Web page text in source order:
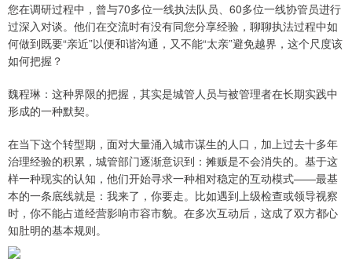
您在调研过程中，曾与70多位一线执法队员、60多位一线协管员进行
过深入对谈。他们在交流时有没有同您分享经验，聊聊执法过程中如
何做到既要“亲近”以便和谐沟通，又不能“太亲”避免越界，这个尺度该
如何把握？
魏程琳：这种界限的把握，其实是城管人员与被管理者在长期实践中
形成的一种默契。
在当下这个转型期，面对大量涌入城市谋生的人口，加上过去十多年
治理经验的积累，城管部门逐渐意识到：摊贩是不会消失的。基于这
样一种现实的认知，他们开始寻求一种相对稳定的互动模式——最基
本的一条底线就是：我来了，你要走。比如遇到上级检查或领导视察
时，你不能占道经营影响市容市貌。在多次互动后，这成了双方都心
知肚明的基本规则。